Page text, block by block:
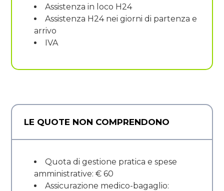
Assistenza in loco H24
Assistenza H24 nei giorni di partenza e
arrivo
IVA
LE QUOTE NON COMPRENDONO
Quota di gestione pratica e spese
amministrative: € 60
Assicurazione medico-bagaglio: